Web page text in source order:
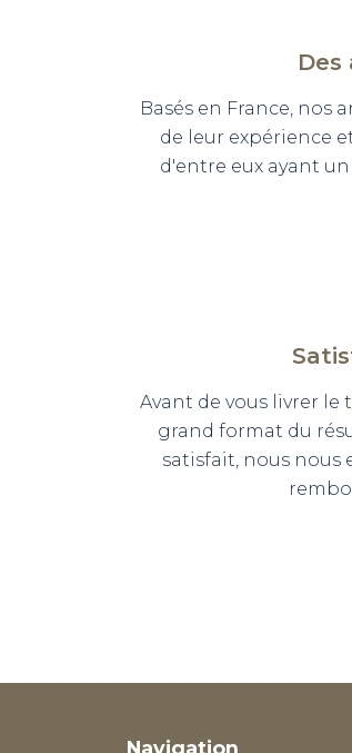
Basés en France, nos
de leur expérience
d'entre eux ayant
Avant de vous livrer le
grand format du
satisfait, nous nous